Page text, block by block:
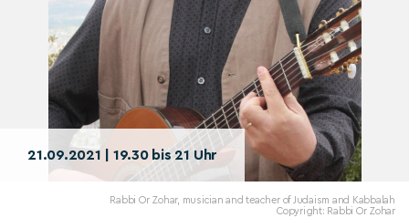
21.09.2021 | 19.30 bis 21 Uhr
Rabbi Or Zohar, musician and teacher of Judaism and Kabbalah
Copyright: Rabbi Or Zohar